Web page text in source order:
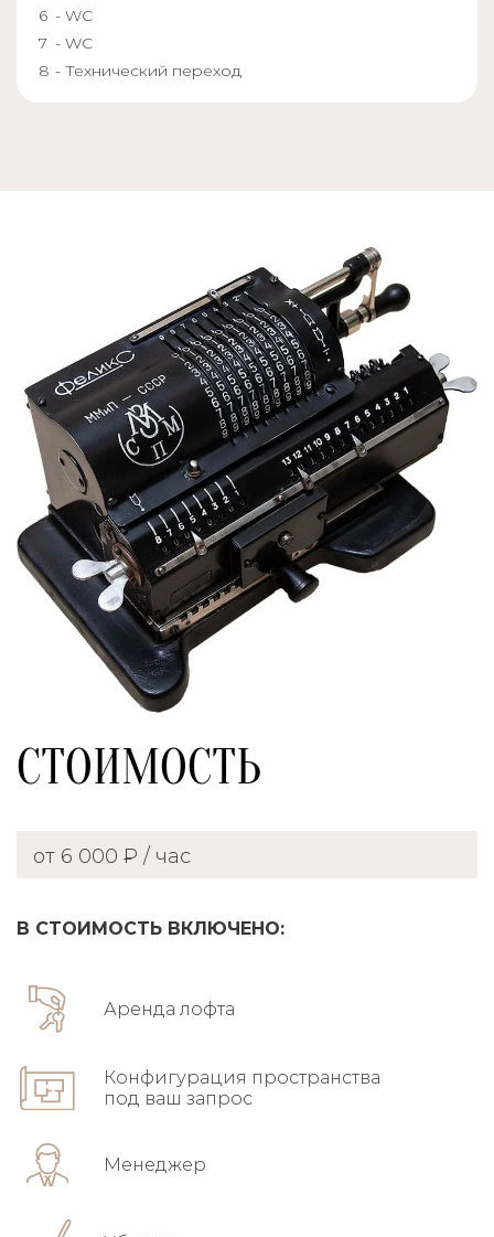
- WC
- WC
- Технический переход
СТОИМОСТЬ
от 6 000 ₽ / час
В СТОИМОСТЬ ВКЛЮЧЕНО:
Аренда лофта
Конфигурация пространства
под ваш запрос
Менеджер